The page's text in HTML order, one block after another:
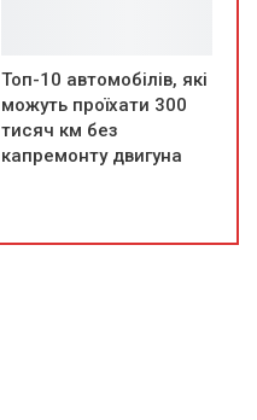
Топ-10 автомобілів, які
можуть проїхати 300
тисяч км без
капремонту двигуна